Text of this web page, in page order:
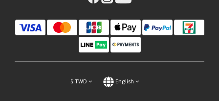
$ TWD English